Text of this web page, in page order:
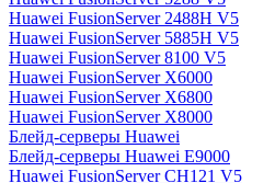
Huawei FusionServer 2488H V5
Huawei FusionServer 5885H V5
Huawei FusionServer 8100 V5
Huawei FusionServer X6000
Huawei FusionServer X6800
Huawei FusionServer X8000
Блейд-серверы Huawei
Блейд-серверы Huawei E9000
Huawei FusionServer CH121 V5